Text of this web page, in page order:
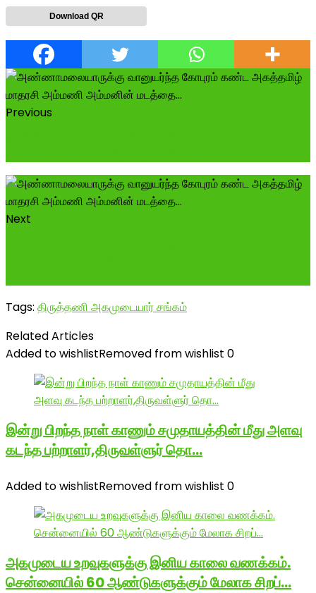
Download QR
Previous
Next
Tags: திருத்தணி அகமுடையார் சங்கம்
Related Articles
Added to wishlistRemoved from wishlist 0
இன்று பிறந்த நாள் காணும் சமுதாயத்தின் மீது அளவு
கடந்த பற்றாளர்,திருவள்ளுர் தொ…
Added to wishlistRemoved from wishlist 0
அகமுடைய உறவுகளுக்கு இனிய காலை வணக்கம்.
சென்னையில் 60 ஆண்டுகளுக்கும் மேலாக சிறப்…